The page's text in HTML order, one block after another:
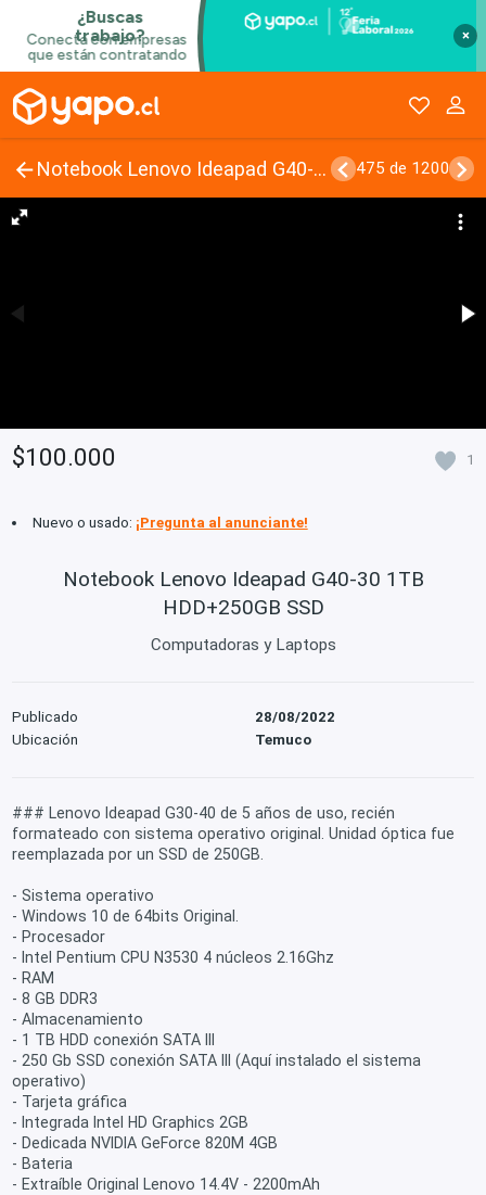
×
Notebook Lenovo Ideapad G40-30 1TB HDD+250GB SSD 475 de 1200
$100.000 1
Nuevo o usado: ¡Pregunta al anunciante!
Notebook Lenovo Ideapad G40-30 1TB
HDD+250GB SSD
Computadoras y Laptops
Publicado
28/08/2022
Ubicación
Temuco
### Lenovo Ideapad G30-40 de 5 años de uso, recién
formateado con sistema operativo original. Unidad óptica fue
reemplazada por un SSD de 250GB.
- Sistema operativo
- Windows 10 de 64bits Original.
- Procesador
- Intel Pentium CPU N3530 4 núcleos 2.16Ghz
- RAM
- 8 GB DDR3
- Almacenamiento
- 1 TB HDD conexión SATA III
- 250 Gb SSD conexión SATA III (Aquí instalado el sistema
operativo)
- Tarjeta gráfica
- Integrada Intel HD Graphics 2GB
- Dedicada NVIDIA GeForce 820M 4GB
- Bateria
- Extraíble Original Lenovo 14.4V - 2200mAh